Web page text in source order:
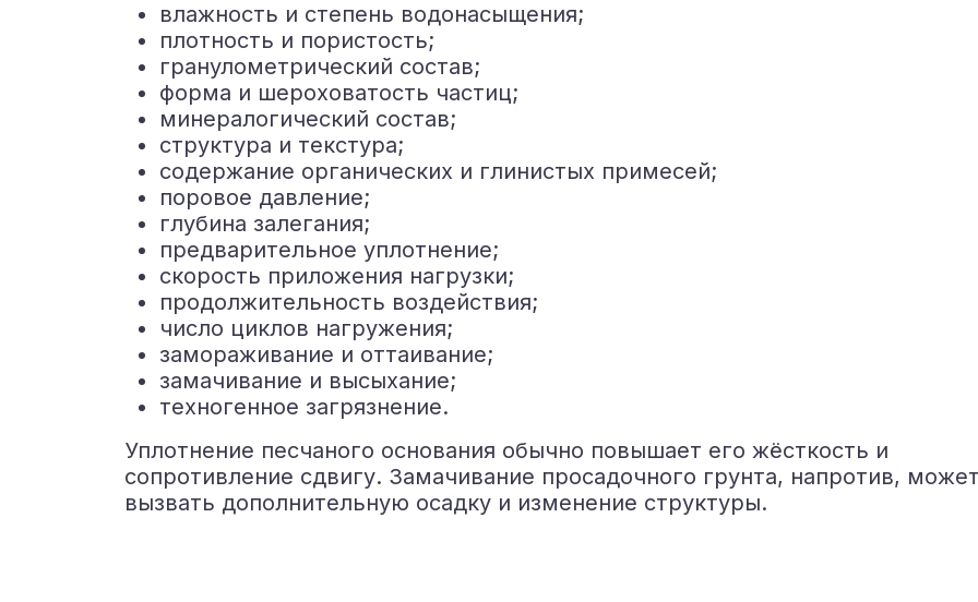
влажность и степень водонасыщения;
плотность и пористость;
гранулометрический состав;
форма и шероховатость частиц;
минералогический состав;
структура и текстура;
содержание органических и глинистых примесей;
поровое давление;
глубина залегания;
предварительное уплотнение;
скорость приложения нагрузки;
продолжительность воздействия;
число циклов нагружения;
замораживание и оттаивание;
замачивание и высыхание;
техногенное загрязнение.
Уплотнение песчаного основания обычно повышает его жёсткость и
сопротивление сдвигу. Замачивание просадочного грунта, напротив, может
вызвать дополнительную осадку и изменение структуры.